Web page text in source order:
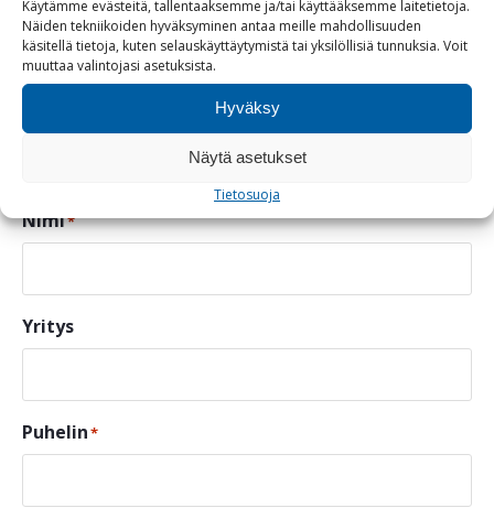
Käytämme evästeitä, tallentaaksemme ja/tai käyttääksemme laitetietoja.
Näiden tekniikoiden hyväksyminen antaa meille mahdollisuuden
käsitellä tietoja, kuten selauskäyttäytymistä tai yksilöllisiä tunnuksia. Voit
muuttaa valintojasi asetuksista.
Hyväksy
Näytä asetukset
Tietosuoja
Ota yhteyttä ja kysy lisää
tuotteesta
" näyttää pakolliset kentät
Nimi*
Yritys
Puhelin*